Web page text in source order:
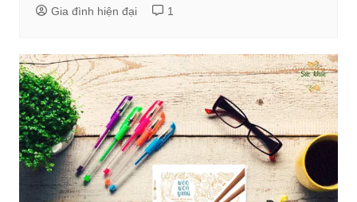
Gia đình hiện đại 1